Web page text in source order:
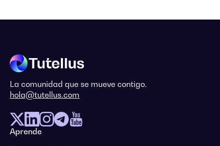
La comunidad que se mueve contigo.
hola@tutellus.com
Aprende